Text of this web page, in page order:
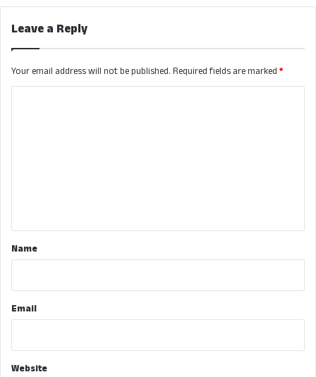
Leave a Reply
Your email address will not be published. Required fields are marked *
*Name
Email
Website